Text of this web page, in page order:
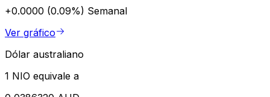
+0.0000 (0.09%) Semanal
Ver gráfico
Dólar australiano
1 NIO equivale a